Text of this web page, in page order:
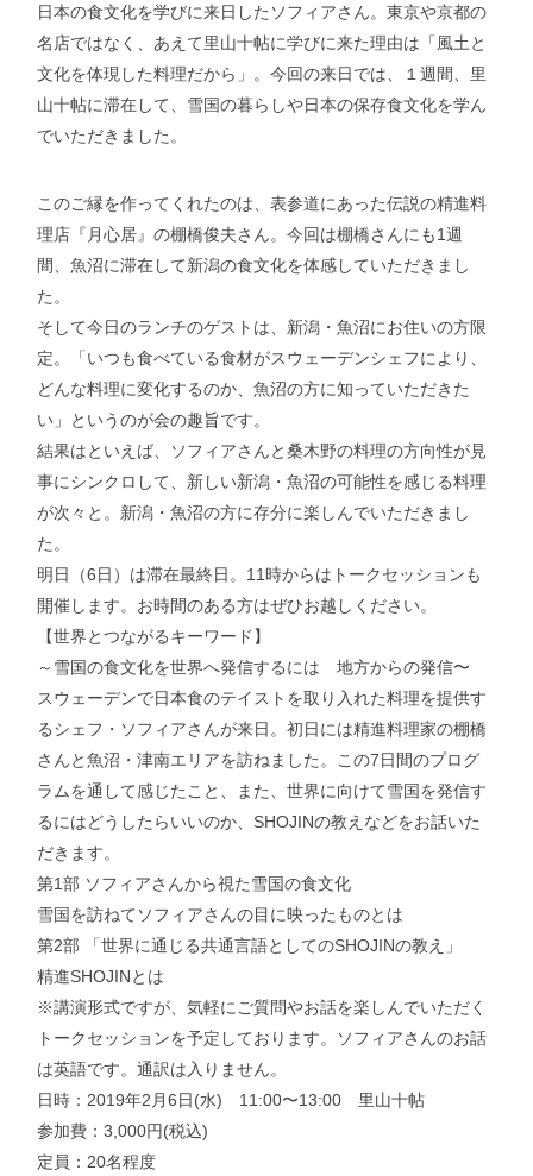
日本の食文化を学びに来日したソフィアさん。東京や京都の
名店ではなく、あえて里山十帖に学びに来た理由は「風土と
文化を体現した料理だから」。今回の来日では、１週間、里
山十帖に滞在して、雪国の暮らしや日本の保存食文化を学ん
でいただきました。
このご縁を作ってくれたのは、表参道にあった伝説の精進料
理店『月心居』の棚橋俊夫さん。今回は棚橋さんにも1週
間、魚沼に滞在して新潟の食文化を体感していただきまし
た。
そして今日のランチのゲストは、新潟・魚沼にお住いの方限
定。「いつも食べている食材がスウェーデンシェフにより、
どんな料理に変化するのか、魚沼の方に知っていただきた
い」というのが会の趣旨です。
結果はといえば、ソフィアさんと桑木野の料理の方向性が見
事にシンクロして、新しい新潟・魚沼の可能性を感じる料理
が次々と。新潟・魚沼の方に存分に楽しんでいただきまし
た。
明日（6日）は滞在最終日。11時からはトークセッションも
開催します。お時間のある方はぜひお越しください。
【世界とつながるキーワード】
～雪国の食文化を世界へ発信するには 地方からの発信〜
スウェーデンで日本食のテイストを取り入れた料理を提供す
るシェフ・ソフィアさんが来日。初日には精進料理家の棚橋
さんと魚沼・津南エリアを訪ねました。この7日間のプログ
ラムを通して感じたこと、また、世界に向けて雪国を発信す
るにはどうしたらいいのか、SHOJINの教えなどをお話いた
だきます。
第1部 ソフィアさんから視た雪国の食文化
雪国を訪ねてソフィアさんの目に映ったものとは
第2部 「世界に通じる共通言語としてのSHOJINの教え」
精進SHOJINとは
※講演形式ですが、気軽にご質問やお話を楽しんでいただく
トークセッションを予定しております。ソフィアさんのお話
は英語です。通訳は入りません。
日時：2019年2月6日(水) 11:00〜13:00 里山十帖
参加費：3,000円(税込)
定員：20名程度